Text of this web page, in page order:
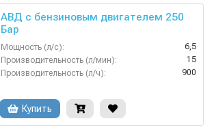
АВД с бензиновым двигателем 250
Бар
Мощность (л/с):
6,5
Производительность (л/мин):
15
Производительность (л/ч):
900
Страна-производитель:
Купить